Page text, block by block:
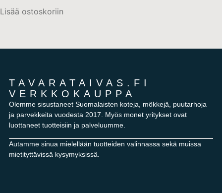
Lisää ostoskoriin
TAVARATAIVAS.FI
VERKKOKAUPPA
Olemme sisustaneet Suomalaisten koteja, mökkejä, puutarhoja
ja parvekkeita vuodesta 2017. Myös monet yritykset ovat
luottaneet tuotteisiin ja palveluumme.
Autamme sinua mielellään tuotteiden valinnassa sekä muissa
mietityttävissä kysymyksissä.